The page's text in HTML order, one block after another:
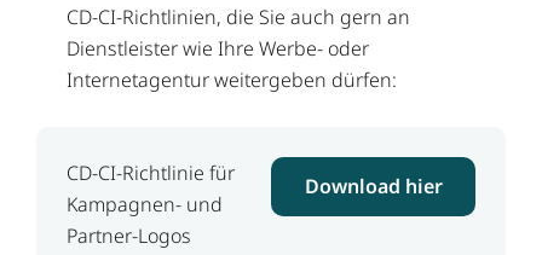
CD-CI-Richtlinien, die Sie auch gern an
Dienstleister wie Ihre Werbe- oder
Internetagentur weitergeben dürfen:
CD-CI-Richtlinie für
Kampagnen- und
Partner-Logos
Download hier